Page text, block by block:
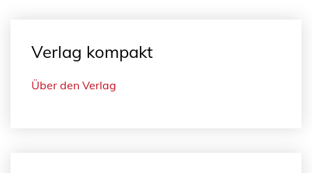
Verlag kompakt
Über den Verlag